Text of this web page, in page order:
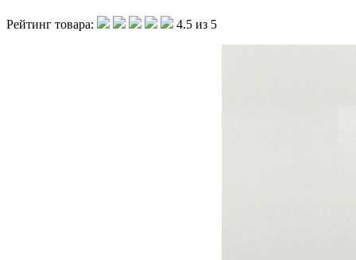
Рейтинг товара: 4.5 из 5